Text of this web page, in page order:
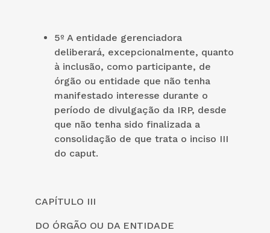
5º A entidade gerenciadora
deliberará, excepcionalmente, quanto
à inclusão, como participante, de
órgão ou entidade que não tenha
manifestado interesse durante o
período de divulgação da IRP, desde
que não tenha sido finalizada a
consolidação de que trata o inciso III
do caput.
CAPÍTULO III
DO ÓRGÃO OU DA ENTIDADE